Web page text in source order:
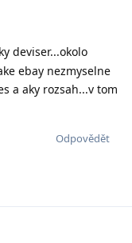
deviser...okolo
ebay nezmyselne
a aky rozsah...v tom
Odpovědět